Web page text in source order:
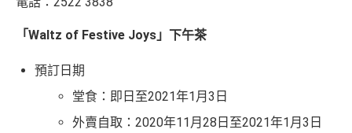
「Waltz of Festive Joys」下午茶
預訂日期
堂食：即日至2021年1月3日
外賣自取：2020年11月28日至2021年1月3日